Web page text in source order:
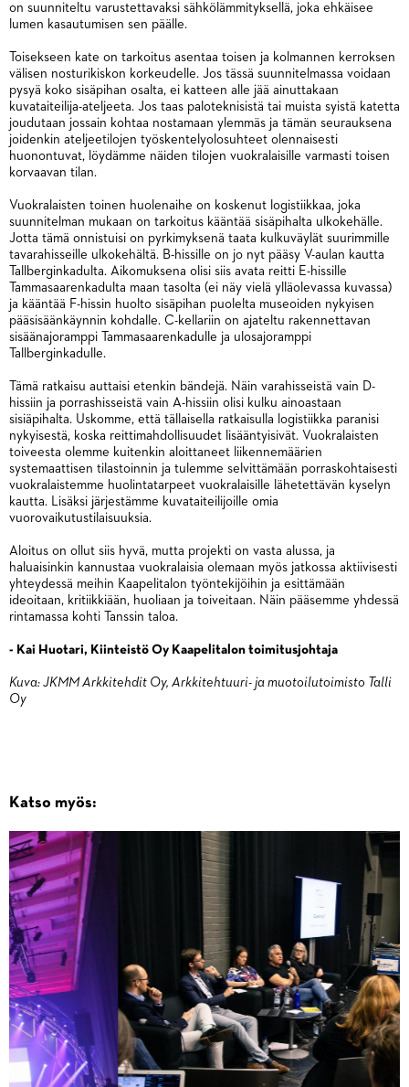
on suunniteltu varustettavaksi sähkölämmityksellä, joka ehkäisee
lumen kasautumisen sen päälle.
Toisekseen kate on tarkoitus asentaa toisen ja kolmannen kerroksen
välisen nosturikiskon korkeudelle. Jos tässä suunnitelmassa voidaan
pysyä koko sisäpihan osalta, ei katteen alle jää ainuttakaan
kuvataiteilija-ateljeeta. Jos taas paloteknisistä tai muista syistä katetta
joudutaan jossain kohtaa nostamaan ylemmäs ja tämän seurauksena
joidenkin ateljeetilojen työskentelyolosuhteet olennaisesti
huonontuvat, löydämme näiden tilojen vuokralaisille varmasti toisen
korvaavan tilan.
Vuokralaisten toinen huolenaihe on koskenut logistiikkaa, joka
suunnitelman mukaan on tarkoitus kääntää sisäpihalta ulkokehälle.
Jotta tämä onnistuisi on pyrkimyksenä taata kulkuväylät suurimmille
tavarahisseille ulkokehältä. B-hissille on jo nyt pääsy V-aulan kautta
Tallberginkadulta. Aikomuksena olisi siis avata reitti E-hissille
Tammasaarenkadulta maan tasolta (ei näy vielä ylläolevassa kuvassa)
ja kääntää F-hissin huolto sisäpihan puolelta museoiden nykyisen
pääsisäänkäynnin kohdalle. C-kellariin on ajateltu rakennettavan
sisäänajoramppi Tammasaarenkadulle ja ulosajoramppi
Tallberginkadulle.
Tämä ratkaisu auttaisi etenkin bändejä. Näin varahisseistä vain D-
hissiin ja porrashisseistä vain A-hissiin olisi kulku ainoastaan
sisiäpihalta. Uskomme, että tällaisella ratkaisulla logistiikka paranisi
nykyisestä, koska reittimahdollisuudet lisääntyisivät. Vuokralaisten
toiveesta olemme kuitenkin aloittaneet liikennemäärien
systemaattisen tilastoinnin ja tulemme selvittämään porraskohtaisesti
vuokralaistemme huolintatarpeet vuokralaisille lähetettävän kyselyn
kautta. Lisäksi järjestämme kuvataiteilijoille omia
vuorovaikutustilaisuuksia.
Aloitus on ollut siis hyvä, mutta projekti on vasta alussa, ja
haluaisinkin kannustaa vuokralaisia olemaan myös jatkossa aktiivisesti
yhteydessä meihin Kaapelitalon työntekijöihin ja esittämään
ideoitaan, kritiikkiään, huoliaan ja toiveitaan. Näin pääsemme yhdessä
rintamassa kohti Tanssin taloa.
- Kai Huotari, Kiinteistö Oy Kaapelitalon toimitusjohtaja
Kuva: JKMM Arkkitehdit Oy, Arkkitehtuuri- ja muotoilutoimisto Talli
Oy
Katso myös: